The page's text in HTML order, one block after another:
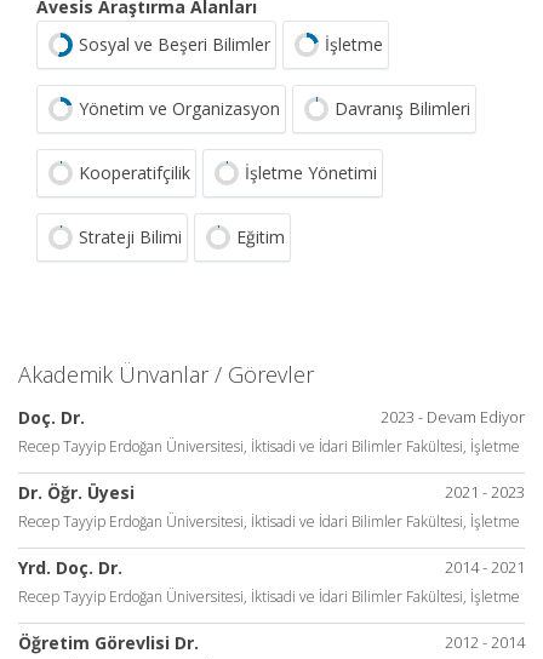
Avesis Araştırma Alanları
Sosyal ve Beşeri Bilimler
İşletme
Yönetim ve Organizasyon Davranış Bilimleri
Kooperatifçilik İşletme Yönetimi
Strateji Bilimi Eğitim
Akademik Ünvanlar / Görevler
2023 - Devam Ediyor
Doç. Dr.
Recep Tayyip Erdoğan Üniversitesi, İktisadi ve İdari Bilimler Fakültesi, İşletme
2021 - 2023
Dr. Öğr. Üyesi
Recep Tayyip Erdoğan Üniversitesi, İktisadi ve İdari Bilimler Fakültesi, İşletme
2014 - 2021
Yrd. Doç. Dr.
Recep Tayyip Erdoğan Üniversitesi, İktisadi ve İdari Bilimler Fakültesi, İşletme
2012 - 2014
Öğretim Görevlisi Dr.